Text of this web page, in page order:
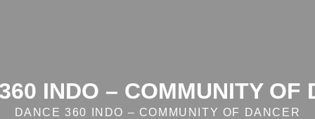
INDO – COMMUNITY OF
DANCE 360 INDO – COMMUNITY OF DANCER